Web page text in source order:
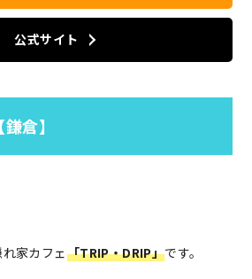
公式サイト
倉】
家カフェ「TRIP・DRIP」です。